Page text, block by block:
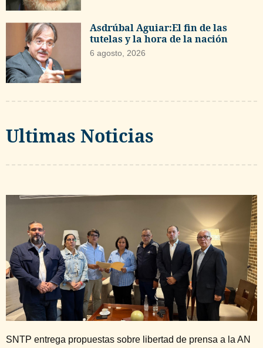
Asdrúbal Aguiar:El fin de las
tutelas y la hora de la nación
6 agosto, 2026
Ultimas Noticias
SNTP entrega propuestas sobre libertad de prensa a la AN